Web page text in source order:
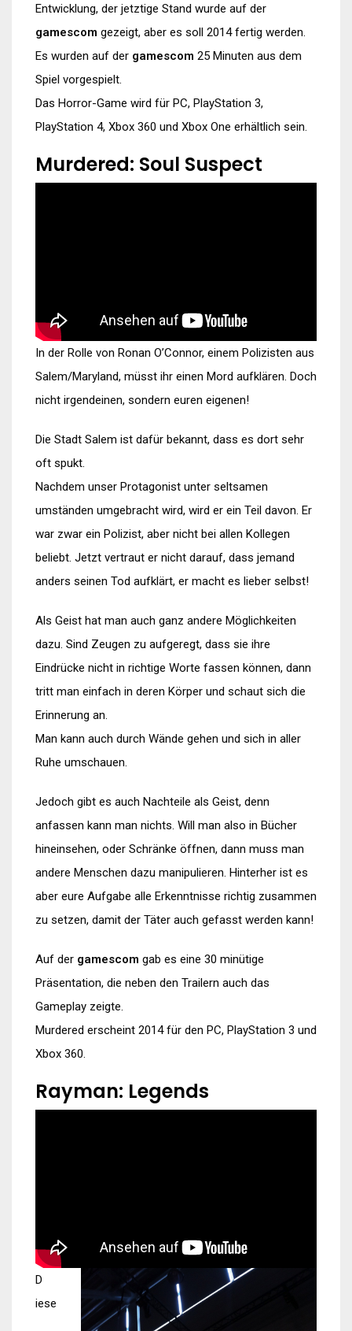
Entwicklung, der jetztige Stand wurde auf der
gamescom gezeigt, aber es soll 2014 fertig werden.
Es wurden auf der gamescom 25 Minuten aus dem
Spiel vorgespielt.
Das Horror-Game wird für PC, PlayStation 3,
PlayStation 4, Xbox 360 und Xbox One erhältlich sein.
Murdered: Soul Suspect
In der Rolle von Ronan O’Connor, einem Polizisten aus
Salem/Maryland, müsst ihr einen Mord aufklären. Doch
nicht irgendeinen, sondern euren eigenen!
Die Stadt Salem ist dafür bekannt, dass es dort sehr
oft spukt.
Nachdem unser Protagonist unter seltsamen
umständen umgebracht wird, wird er ein Teil davon. Er
war zwar ein Polizist, aber nicht bei allen Kollegen
beliebt. Jetzt vertraut er nicht darauf, dass jemand
anders seinen Tod aufklärt, er macht es lieber selbst!
Als Geist hat man auch ganz andere Möglichkeiten
dazu. Sind Zeugen zu aufgeregt, dass sie ihre
Eindrücke nicht in richtige Worte fassen können, dann
tritt man einfach in deren Körper und schaut sich die
Erinnerung an.
Man kann auch durch Wände gehen und sich in aller
Ruhe umschauen.
Jedoch gibt es auch Nachteile als Geist, denn
anfassen kann man nichts. Will man also in Bücher
hineinsehen, oder Schränke öffnen, dann muss man
andere Menschen dazu manipulieren. Hinterher ist es
aber eure Aufgabe alle Erkenntnisse richtig zusammen
zu setzen, damit der Täter auch gefasst werden kann!
Auf der gamescom gab es eine 30 minütige
Präsentation, die neben den Trailern auch das
Gameplay zeigte.
Murdered erscheint 2014 für den PC, PlayStation 3 und
Xbox 360.
Rayman: Legends
D
iese